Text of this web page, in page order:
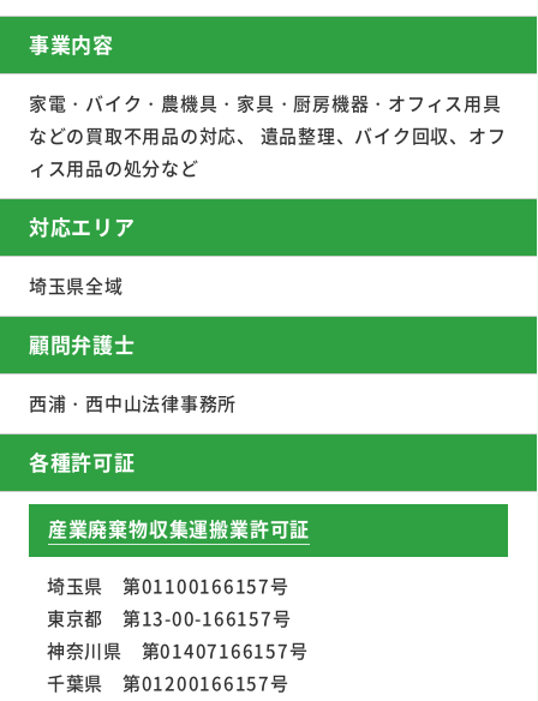
事業内容
家電・バイク・農機具・家具・厨房機器・オフィス用具
などの買取不用品の対応、 遺品整理、バイク回収、オフ
ィス用品の処分など
対応エリア
埼玉県全域
顧問弁護士
西浦・西中山法律事務所
各種許可証
産業廃棄物収集運搬業許可証
埼玉県 第01100166157号
東京都 第13-00-166157号
神奈川県 第01407166157号
千葉県 第01200166157号